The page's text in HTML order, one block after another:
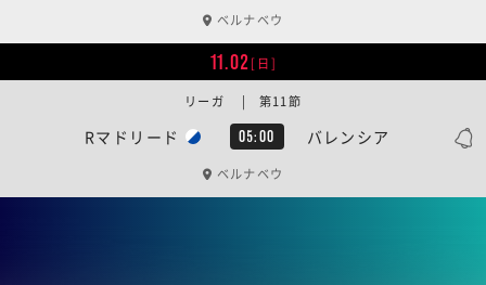
ベルナベウ
11.02[日]
Rマドリード 05:00 バレンシア
リーガ | 第11節
ベルナベウ